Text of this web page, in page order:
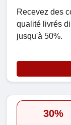
Recevez des
qualité livrés
jusqu'à 50%.
30%